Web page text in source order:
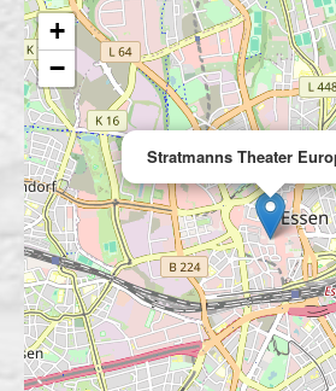
Stratmanns Theater
+
−